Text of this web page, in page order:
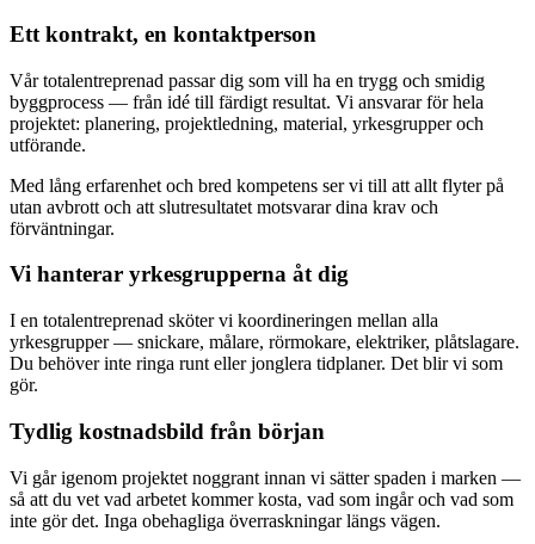
Ett kontrakt, en kontaktperson
Vår totalentreprenad passar dig som vill ha en trygg och smidig
byggprocess — från idé till färdigt resultat. Vi ansvarar för hela
projektet: planering, projektledning, material, yrkesgrupper och
utförande.
Med lång erfarenhet och bred kompetens ser vi till att allt flyter på
utan avbrott och att slutresultatet motsvarar dina krav och
förväntningar.
Vi hanterar yrkesgrupperna åt dig
I en totalentreprenad sköter vi koordineringen mellan alla
yrkesgrupper — snickare, målare, rörmokare, elektriker, plåtslagare.
Du behöver inte ringa runt eller jonglera tidplaner. Det blir vi som
gör.
Tydlig kostnadsbild från början
Vi går igenom projektet noggrant innan vi sätter spaden i marken —
så att du vet vad arbetet kommer kosta, vad som ingår och vad som
inte gör det. Inga obehagliga överraskningar längs vägen.